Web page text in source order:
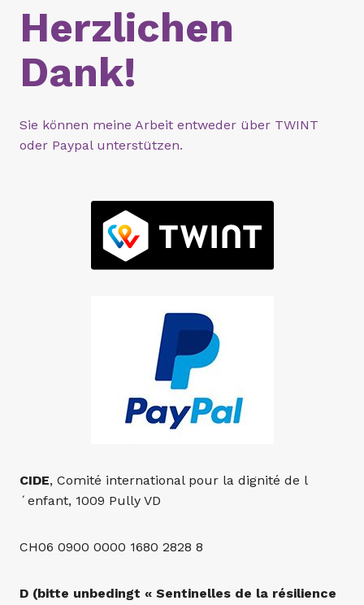
Herzlichen
Dank!
Sie können meine Arbeit entweder über TWINT
oder Paypal unterstützen.
CIDE, Comité international pour la dignité de l
´enfant, 1009 Pully VD
CH06 0900 0000 1680 2828 8
D (bitte unbedingt « Sentinelles de la résilience